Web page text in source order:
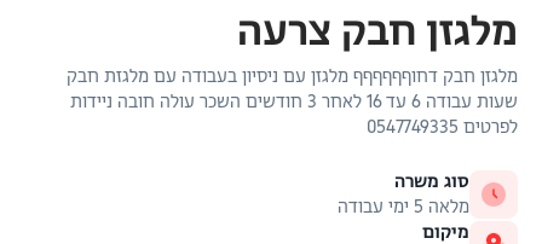
מלגזן חבק צרעה
מלגזן חבק דחוףףףףףף מלגזן עם ניסיון בעבודה עם מלגזת חבק
שעות עבודה 6 עד 16 לאחר 3 חודשים השכר עולה חובה ניידות
לפרטים 0547749335
סוג משרה
מלאה 5 ימי עבודה
מיקום